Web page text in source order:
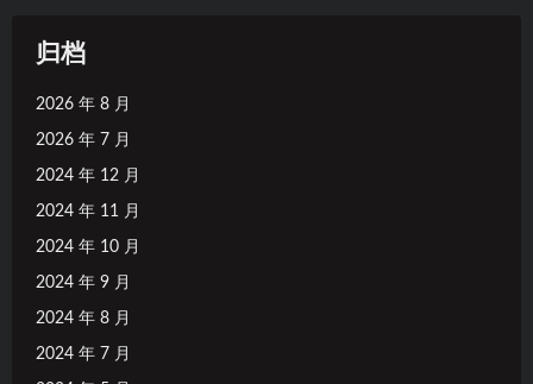
归档
2026 年 8 月
2026 年 7 月
2024 年 12 月
2024 年 11 月
2024 年 10 月
2024 年 9 月
2024 年 8 月
2024 年 7 月